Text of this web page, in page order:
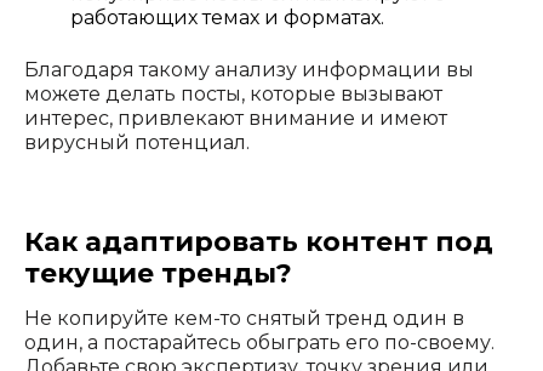
работающих темах и форматах.
Благодаря такому анализу информации вы
можете делать посты, которые вызывают
интерес, привлекают внимание и имеют
вирусный потенциал.
Как адаптировать контент под
текущие тренды?
Не копируйте кем-то снятый тренд один в
один, а постарайтесь обыграть его по-своему.